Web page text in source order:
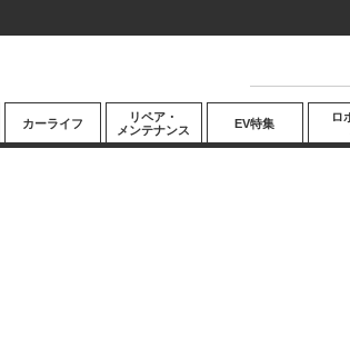
カーライフ
リペア・
メンテナンス
EV特集
ロ